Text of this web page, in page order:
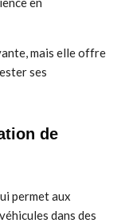
mais elle offre
ses
de
permet aux
dans des